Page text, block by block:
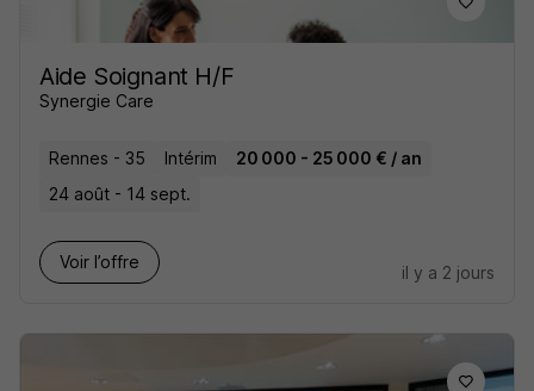
Aide Soignant H/F
Synergie Care
Rennes - 35 Intérim
20 000 - 25 000 € / an
24 août - 14 sept.
Voir l’offre
il y a 2 jours